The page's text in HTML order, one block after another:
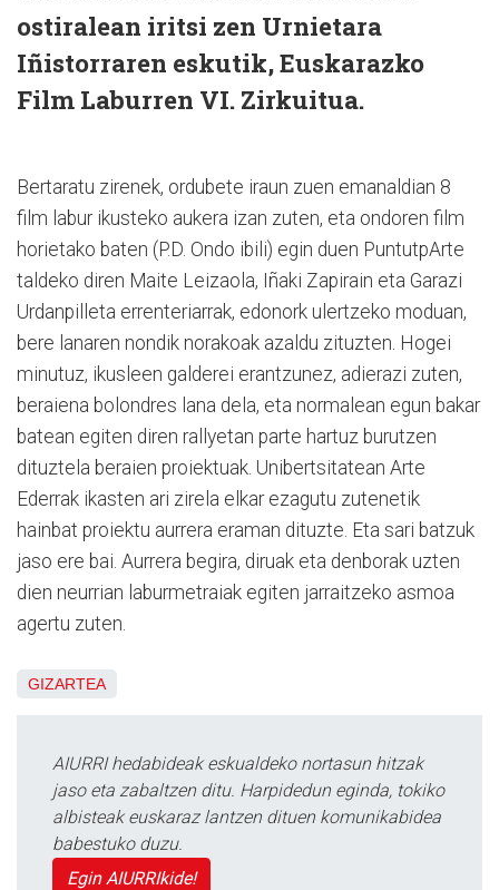
ostiralean iritsi zen Urnietara
Iñistorraren eskutik, Euskarazko
Film Laburren VI. Zirkuitua.
Bertaratu zirenek, ordubete iraun zuen emanaldian 8
film labur ikusteko aukera izan zuten, eta ondoren film
horietako baten (P.D. Ondo ibili) egin duen PuntutpArte
taldeko diren Maite Leizaola, Iñaki Zapirain eta Garazi
Urdanpilleta errenteriarrak, edonork ulertzeko moduan,
bere lanaren nondik norakoak azaldu zituzten. Hogei
minutuz, ikusleen galderei erantzunez, adierazi zuten,
beraiena bolondres lana dela, eta normalean egun bakar
batean egiten diren rallyetan parte hartuz burutzen
dituztela beraien proiektuak. Unibertsitatean Arte
Ederrak ikasten ari zirela elkar ezagutu zutenetik
hainbat proiektu aurrera eraman dituzte. Eta sari batzuk
jaso ere bai. Aurrera begira, diruak eta denborak uzten
dien neurrian laburmetraiak egiten jarraitzeko asmoa
agertu zuten.
GIZARTEA
AIURRI hedabideak eskualdeko nortasun hitzak
jaso eta zabaltzen ditu. Harpidedun eginda, tokiko
albisteak euskaraz lantzen dituen komunikabidea
babestuko duzu.
Egin AIURRIkide!